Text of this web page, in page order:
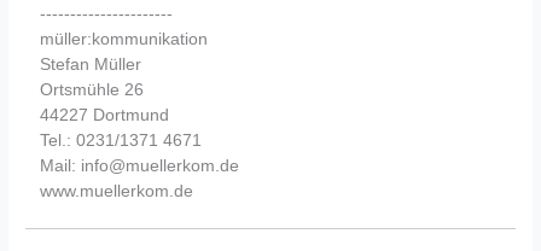
----------------------
müller:kommunikation
Stefan Müller
Ortsmühle 26
44227 Dortmund
Tel.: 0231/1371 4671
Mail: info@muellerkom.de
www.muellerkom.de